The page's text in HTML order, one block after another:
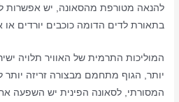
להנאה מטורפת מהסאונה, יש אפשרות
בתאורת לדים הדומה כוכבים יורדים או
המוליכות התרמית של האוויר תלויה
יותר, הגוף מתחמם מבצורה זריזה יותר
המסורתי, לסאונה הפינית יש השפעה